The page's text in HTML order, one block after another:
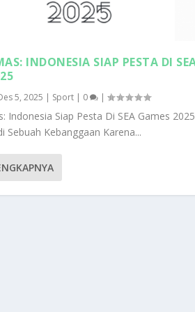
INDONESIA SIAP PESTA DI
5, 2025 | Sport | 0 |
Indonesia Siap Pesta Di SEA Games 2025
Sebuah Kebanggaan Karena...